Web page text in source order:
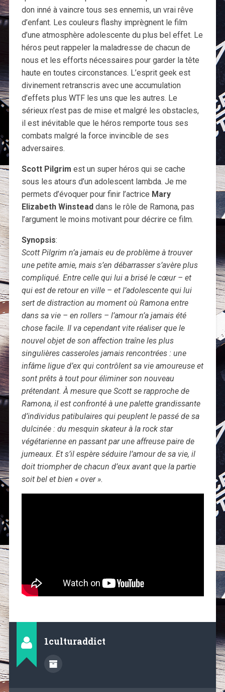
don inné à vaincre tous ses ennemis, un vrai rêve
d’enfant. Les couleurs flashy imprègnent le film
d’une atmosphère adolescente du plus bel effet. Le
héros peut rappeler la maladresse de chacun de
nous et les efforts nécessaires pour garder la tête
haute en toutes circonstances. L’esprit geek est
divinement retranscris avec une accumulation
d’effets plus WTF les uns que les autres. Le
sérieux n’est pas de mise et malgré les obstacles,
il est inévitable que le héros remporte tous ses
combats malgré la force invincible de ses
adversaires.
Scott Pilgrim est un super héros qui se cache
sous les atours d’un adolescent lambda. Je me
permets d’évoquer pour finir l’actrice Mary
Elizabeth Winsteaddans le rôle de Ramona, pas
l’argument le moins motivant pour décrire ce film.
Synopsis:
Scott Pilgrim n’a jamais eu de problème à trouver
une petite amie, mais s’en débarrasser s’avère plus
compliqué. Entre celle qui lui a brisé le cœur – et
qui est de retour en ville – et l’adolescente qui lui
sert de distraction au moment où Ramona entre
dans sa vie – en rollers – l’amour n’a jamais été
chose facile. Il va cependant vite réaliser que le
nouvel objet de son affection traîne les plus
singulières casseroles jamais rencontrées : une
infâme ligue d’ex qui contrôlent sa vie amoureuse et
sont prêts à tout pour éliminer son nouveau
prétendant. À mesure que Scott se rapproche de
Ramona, il est confronté à une palette grandissante
d’individus patibulaires qui peuplent le passé de sa
dulcinée : du mesquin skateur à la rock star
végétarienne en passant par une affreuse paire de
jumeaux. Et s’il espère séduire l’amour de sa vie, il
doit triompher de chacun d’eux avant que la partie
soit bel et bien « over ».
1culturaddict